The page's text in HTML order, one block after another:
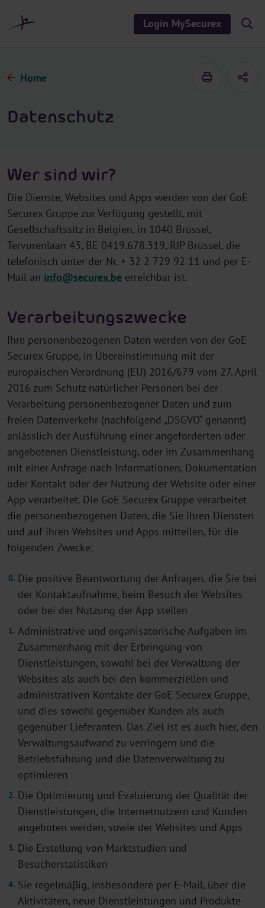
Login MySecurex
S
i
Home
Datenschutz
Wer sind wir?
Die Dienste, Websites und Apps werden von der GoE
Securex Gruppe zur Verfügung gestellt, mit
Gesellschaftssitz in Belgien, in 1040 Brüssel,
Tervurenlaan 43, BE 0419.678.319, RJP Brüssel, die
telefonisch unter der Nr. + 32 2 729 92 11 und per E-
Mail an info@securex.be erreichbar ist.
Verarbeitungszwecke
Ihre personenbezogenen Daten werden von der GoE
Securex Gruppe, in Übereinstimmung mit der
europäischen Verordnung (EU) 2016/679 vom 27. April
2016 zum Schutz natürlicher Personen bei der
Verarbeitung personenbezogener Daten und zum
freien Datenverkehr (nachfolgend „DSGVO“ genannt)
anlässlich der Ausführung einer angeforderten oder
angebotenen Dienstleistung, oder im Zusammenhang
mit einer Anfrage nach Informationen, Dokumentation
oder Kontakt oder der Nutzung der Website oder einer
App verarbeitet. Die GoE Securex Gruppe verarbeitet
die personenbezogenen Daten, die Sie ihren Diensten
und auf ihren Websites und Apps mitteilen, für die
folgenden Zwecke:
Die positive Beantwortung der Anfragen, die Sie bei
der Kontaktaufnahme, beim Besuch der Websites
oder bei der Nutzung der App stellen
Administrative und organisatorische Aufgaben im
Zusammenhang mit der Erbringung von
Dienstleistungen, sowohl bei der Verwaltung der
Websites als auch bei den kommerziellen und
administrativen Kontakte der GoE Securex Gruppe,
und dies sowohl gegenüber Kunden als auch
gegenüber Lieferanten. Das Ziel ist es auch hier, den
Verwaltungsaufwand zu verringern und die
Betriebsführung und die Datenverwaltung zu
optimieren
Die Optimierung und Evaluierung der Qualität der
Dienstleistungen, die Internetnutzern und Kunden
angeboten werden, sowie der Websites und Apps
Die Erstellung von Marktstudien und
Besucherstatistiken
Sie regelmäβig, insbesondere per E-Mail, über die
Aktivitäten, neue Dienstleistungen und Produkte